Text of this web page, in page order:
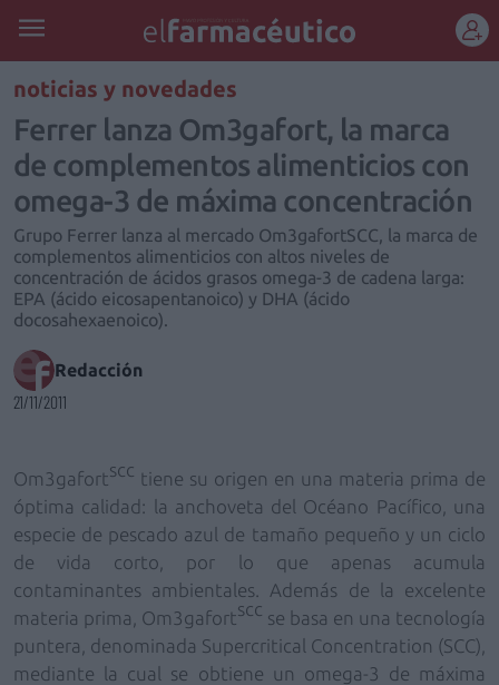
REGÍSTRATE
noticias y novedades
Ferrer lanza Om3gafort, la marca
de complementos alimenticios con
omega-3 de máxima concentración
Grupo Ferrer lanza al mercado Om3gafortSCC, la marca de
complementos alimenticios con altos niveles de
concentración de ácidos grasos omega-3 de cadena larga:
EPA (ácido eicosapentanoico) y DHA (ácido
docosahexaenoico).
Redacción
21/11/2011
Om3gafortscc tiene su origen en una materia prima de
óptima calidad: la anchoveta del Océano Pacífico, una
especie de pescado azul de tamaño pequeño y un ciclo
de vida corto, por lo que apenas acumula
contaminantes ambientales. Además de la excelente
materia prima, Om3gafortscc se basa en una tecnología
puntera, denominada Supercritical Concentration (SCC),
mediante la cual se obtiene un omega-3 de máxima